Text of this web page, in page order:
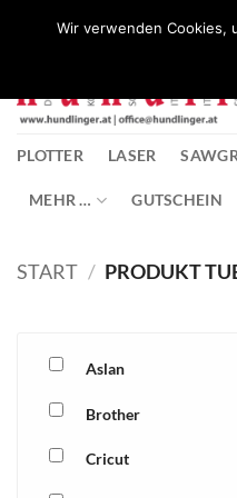
PLOTTER LASER
MEHR … GUTSCHEIN
START / PRODUKT
Aslan
Brother
Cricut
Wir verwenden Cookies,